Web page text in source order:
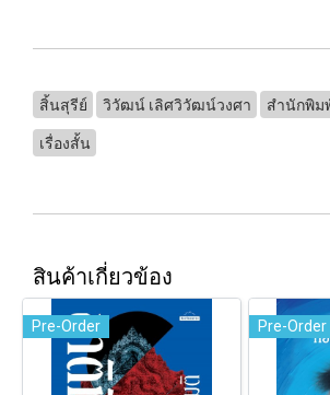
สิ้นสุรีย์ วิวัฒน์ เลิศวิวัฒน์วงศา สำนักพิม
เรื่องสั้น
สินค้าเกี่ยวข้อง
Pre-Order Pre-Order